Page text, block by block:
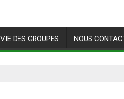
VIE DES GROUPES NOUS